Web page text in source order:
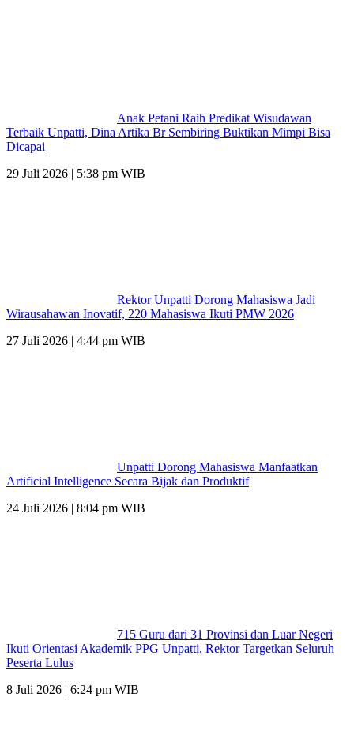
Anak Petani Raih Predikat Wisudawan
Terbaik Unpatti, Dina Artika Br Sembiring Buktikan Mimpi Bisa
Dicapai
29 Juli 2026 | 5:38 pm WIB
Rektor Unpatti Dorong Mahasiswa Jadi
Wirausahawan Inovatif, 220 Mahasiswa Ikuti PMW 2026
27 Juli 2026 | 4:44 pm WIB
Unpatti Dorong Mahasiswa Manfaatkan
Artificial Intelligence Secara Bijak dan Produktif
24 Juli 2026 | 8:04 pm WIB
715 Guru dari 31 Provinsi dan Luar Negeri
Ikuti Orientasi Akademik PPG Unpatti, Rektor Targetkan Seluruh
Peserta Lulus
8 Juli 2026 | 6:24 pm WIB